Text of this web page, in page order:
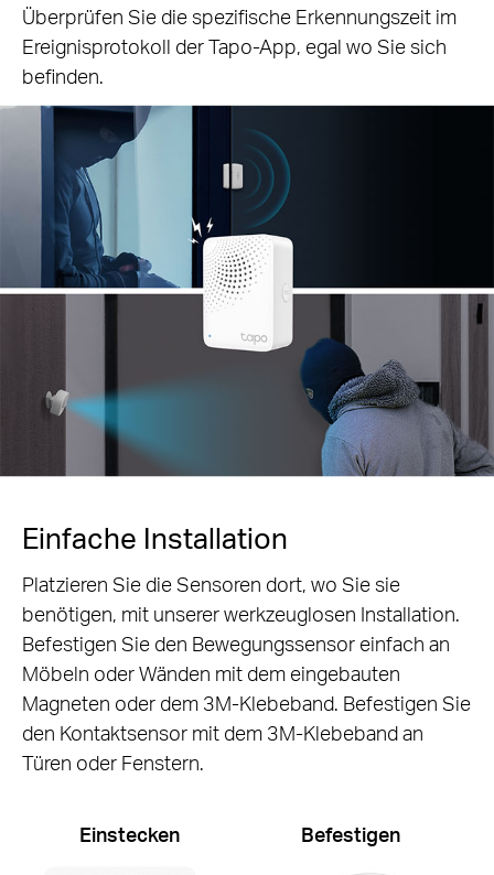
Überprüfen Sie die spezifische Erkennungszeit im
Ereignisprotokoll der Tapo-App, egal wo Sie sich
befinden.
Einfache Installation
Platzieren Sie die Sensoren dort, wo Sie sie
benötigen, mit unserer werkzeuglosen Installation.
Befestigen Sie den Bewegungssensor einfach an
Möbeln oder Wänden mit dem eingebauten
Magneten oder dem 3M-Klebeband. Befestigen Sie
den Kontaktsensor mit dem 3M-Klebeband an
Türen oder Fenstern.
Einstecken Befestigen